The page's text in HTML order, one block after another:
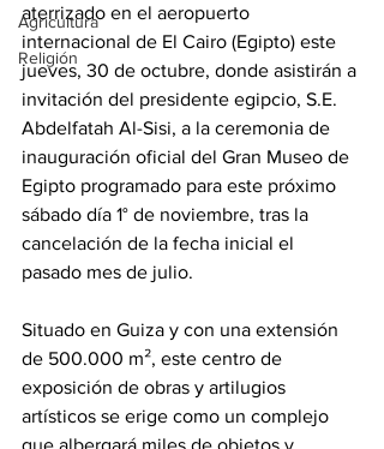
Agricultura
Religión
aterrizado en el aeropuerto
internacional de El Cairo (Egipto) este
jueves, 30 de octubre, donde asistirán a
invitación del presidente egipcio, S.E.
Abdelfatah Al-Sisi, a la ceremonia de
inauguración oficial del Gran Museo de
Egipto programado para este próximo
sábado día 1° de noviembre, tras la
cancelación de la fecha inicial el
pasado mes de julio.
‎Situado en Guiza y con una extensión
de 500.000 m², este centro de
exposición de obras y artilugios
artísticos se erige como un complejo
que albergará miles de objetos y